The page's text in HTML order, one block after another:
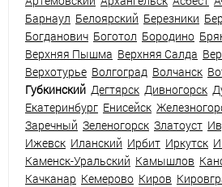
Барнаул Белоярский Березники
Богданович Боготол Бородино
Верхняя Пышма Верхняя Салда
Верхотурье Волгоград Волчанск
Губкинский Дегтярск Дивногорск
Екатеринбург Енисейск
Заречный Зеленогорск Златоуст
Ижевск Иланский Ирбит Иркутск
Каменск-Уральский Камышлов
Качканар Кемерово Киров